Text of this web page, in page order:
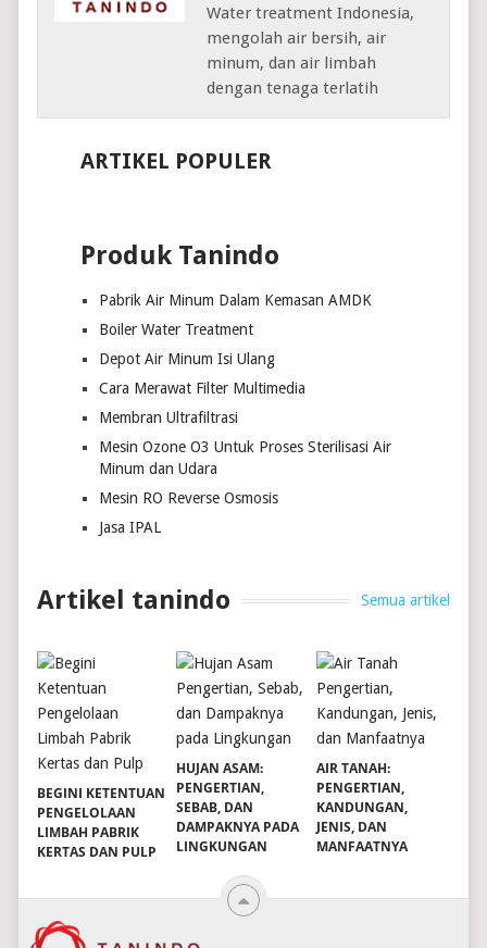
Water treatment Indonesia,
mengolah air bersih, air
minum, dan air limbah
dengan tenaga terlatih
ARTIKEL POPULER
Produk Tanindo
Pabrik Air Minum Dalam Kemasan AMDK
Boiler Water Treatment
Depot Air Minum Isi Ulang
Cara Merawat Filter Multimedia
Membran Ultrafiltrasi
Mesin Ozone O3 Untuk Proses Sterilisasi Air
Minum dan Udara
Mesin RO Reverse Osmosis
Jasa IPAL
Artikel tanindo Semua artikel
BEGINI KETENTUAN
PENGELOLAAN
LIMBAH PABRIK
KERTAS DAN PULP
HUJAN ASAM:
PENGERTIAN,
SEBAB, DAN
DAMPAKNYA PADA
LINGKUNGAN
AIR TANAH:
PENGERTIAN,
KANDUNGAN,
JENIS, DAN
MANFAATNYA